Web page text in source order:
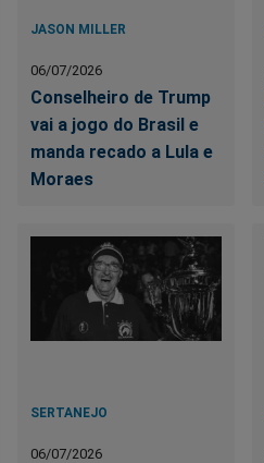
JASON MILLER
06/07/2026
Conselheiro de Trump
vai a jogo do Brasil e
manda recado a Lula e
Moraes
SERTANEJO
06/07/2026